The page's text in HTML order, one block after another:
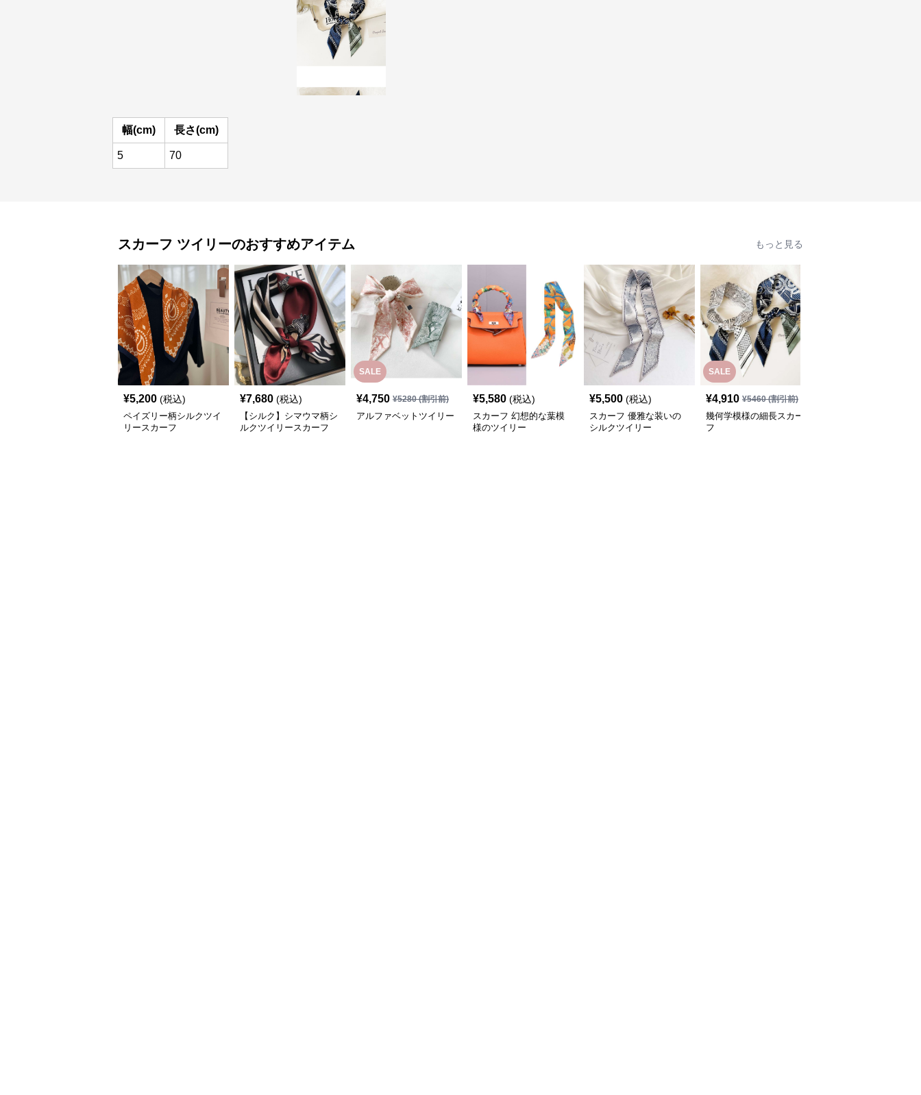
幅(cm) 長さ(cm)
5 70
スカーフ ツイリーのおすすめアイテム もっと見る
¥5,200 (税込)
ペイズリー柄シルクツイ
リースカーフ
¥7,680 (税込)
【シルク】シマウマ柄シ
ルクツイリースカーフ
SALE
¥4,750 ¥5280(割引前)
アルファベットツイリー
¥5,580 (税込)
スカーフ 幻想的な葉模
様のツイリー
¥5,500 (税込)
スカーフ 優雅な装いの
シルクツイリー
SALE
¥4,910 ¥5460(割引前)
幾何学模様の細長スカー
フ